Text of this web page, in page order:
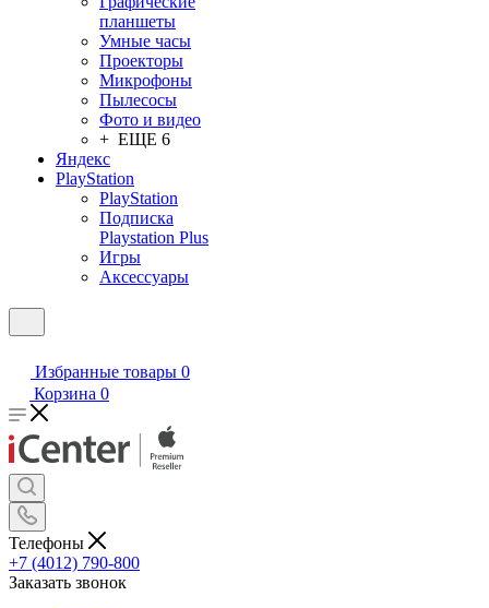
планшеты
Умные часы
Проекторы
Микрофоны
Пылесосы
Фото и видео
+ ЕЩЕ 6
Яндекс
PlayStation
PlayStation
Подписка
Playstation Plus
Игры
Аксессуары
Избранные товары 0
Корзина 0
Телефоны
+7 (4012) 790-800
Заказать звонок